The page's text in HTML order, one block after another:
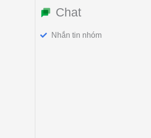
Chat
Nhắn tin nhóm